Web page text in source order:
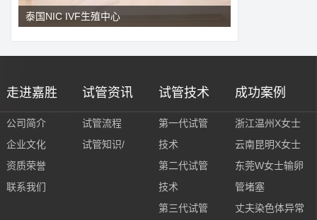
泰国NIC IVF生殖中心
走进嘉胜
公司简介
企业文化
资质荣誉
联系我们
试管资讯
试管流程
试管知识/
试管技术
第一代试管
技术
第二代试管
技术
第三代试管
成功案例
浙江温州X女士
云南昆明X女士
东莞W女士输卵
管堵塞
丈夫染色体异常